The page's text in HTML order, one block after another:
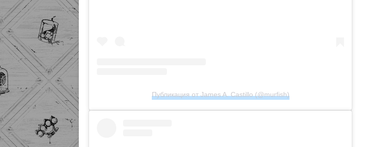
Публикация от James A. Castillo (@murfish)